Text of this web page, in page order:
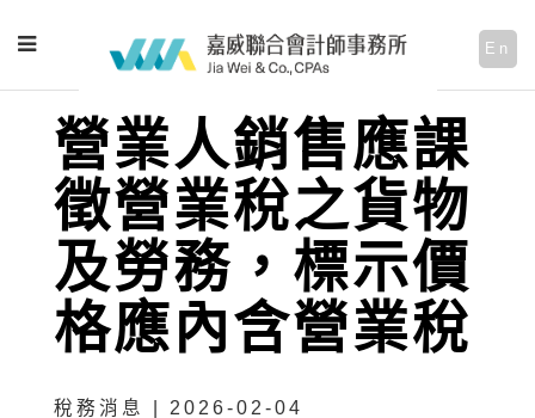
En
營業人銷售應課
徵營業稅之貨物
及勞務，標示價
格應內含營業稅
稅務消息 | 2026-02-04